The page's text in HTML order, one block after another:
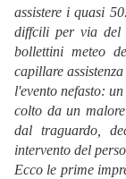
assistere i quasi
diffcili per via del
bollettini meteo
capillare
l'evento nefasto:
colto da un
dal traguardo,
intervento del
Ecco le prime